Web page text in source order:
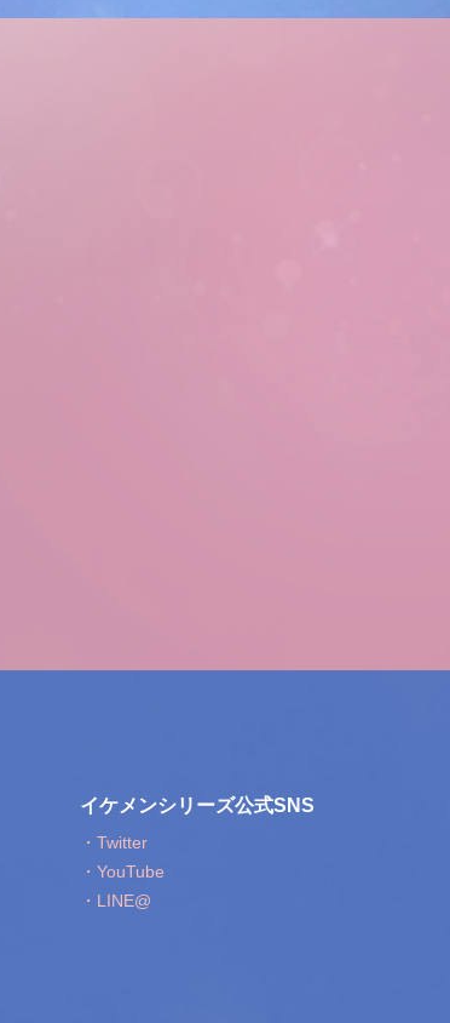
イケメンシリーズ公式SNS
・Twitter
・YouTube
・LINE@